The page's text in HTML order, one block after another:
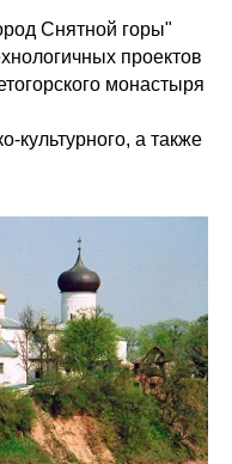
Снятной горы"
проектов
монастыря
культурного, а также